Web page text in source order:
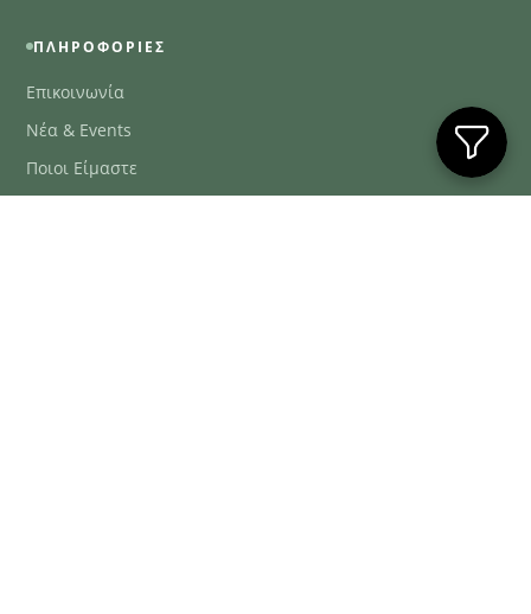
ΠΛΗΡΟΦΟΡΊΕΣ
Επικοινωνία
Νέα & Events
Ποιοι Είμαστε